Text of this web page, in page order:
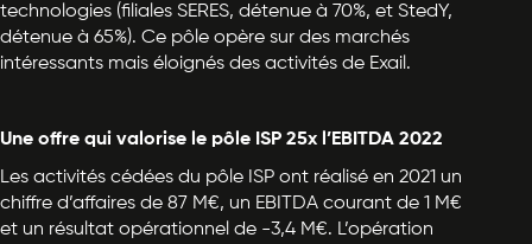
technologies (filiales SERES, détenue à 70%, et StedY,
détenue à 65%). Ce pôle opère sur des marchés
intéressants mais éloignés des activités de Exail.
Une offre qui valorise le pôle ISP 25x l’EBITDA 2022
Les activités cédées du pôle ISP ont réalisé en 2021 un
chiffre d’affaires de 87 M€, un EBITDA courant de 1 M€
et un résultat opérationnel de -3,4 M€. L’opération